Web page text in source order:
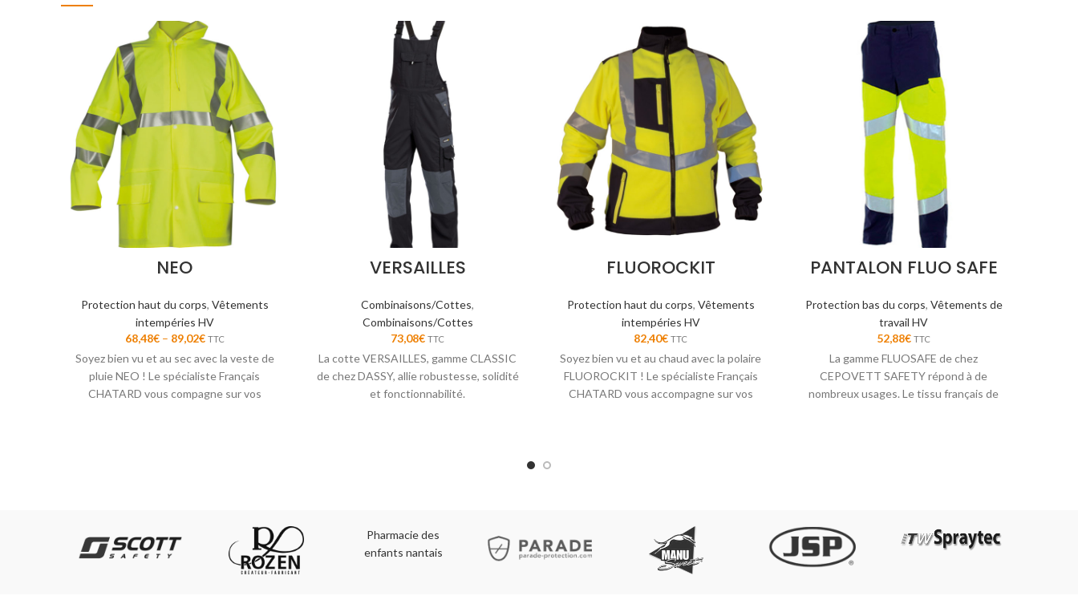
NEO
Protection haut du corps, Vêtements
intempéries HV
68,48€– 89,02€ TTC
Soyez bien vu et au sec avec la veste de
pluie NEO ! Le spécialiste Français
CHATARD vous compagne sur vos
VERSAILLES
Combinaisons/Cottes,
Combinaisons/Cottes
73,08€ TTC
La cotte VERSAILLES, gamme CLASSIC
de chez DASSY, allie robustesse, solidité
et fonctionnabilité.
FLUOROCKIT
Protection haut du corps, Vêtements
intempéries HV
82,40€ TTC
Soyez bien vu et au chaud avec la polaire
FLUOROCKIT ! Le spécialiste Français
CHATARD vous accompagne sur vos
PANTALON FLUO SAFE
Protection bas du corps, Vêtements de
travail HV
52,88€ TTC
La gamme FLUOSAFE de chez
CEPOVETT SAFETY répond à de
nombreux usages. Le tissu français de
Pharmacie des
enfants nantais